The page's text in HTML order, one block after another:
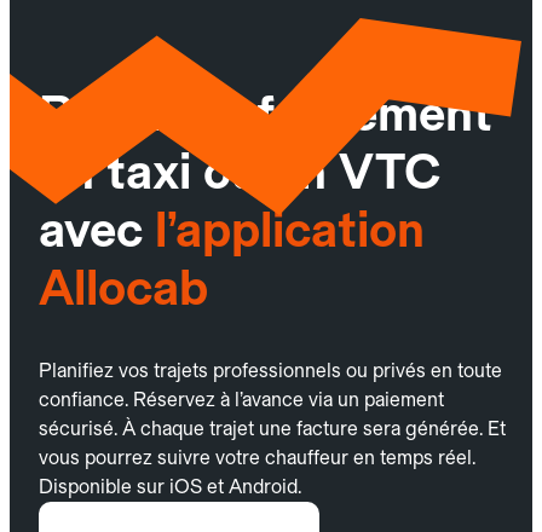
Réservez facilement
un taxi ou un VTC
avec l’application
Allocab
Planifiez vos trajets professionnels ou privés en toute
confiance. Réservez à l’avance via un paiement
sécurisé. À chaque trajet une facture sera générée. Et
vous pourrez suivre votre chauffeur en temps réel.
Disponible sur iOS et Android.